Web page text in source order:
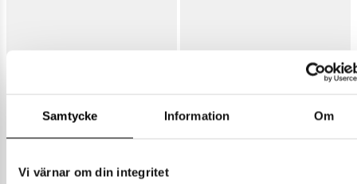
Samtycke Information Om
Vi värnar om din integritet